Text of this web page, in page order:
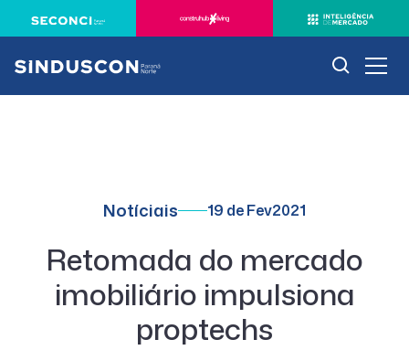
Notíciais 19 de Fev2021
Retomada do mercado
imobiliário impulsiona
proptechs